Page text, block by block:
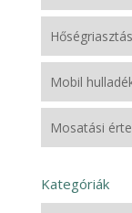
Hőségriasztás
Mobil
Mosatási
Kategóriák